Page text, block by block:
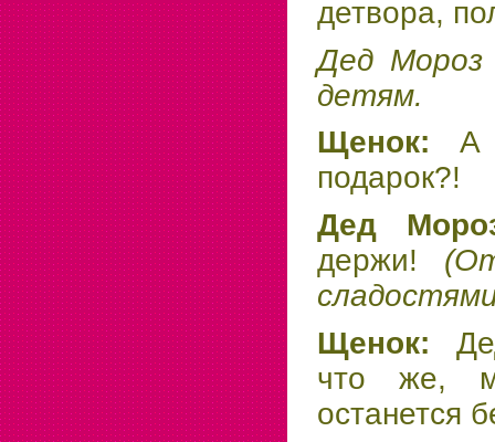
детвора,
Дед Мороз
детям.
Щенок:А
подарок?!
Дед
держи!
Щенок:
что же,
останется